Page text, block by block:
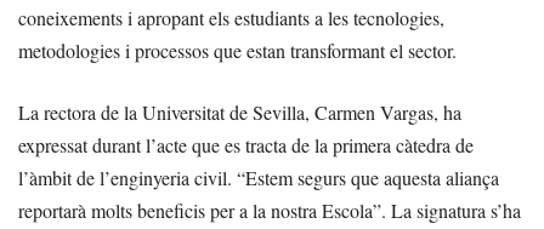
coneixements i apropant els estudiants a les tecnologies,
metodologies i processos que estan transformant el sector.
La rectora de la Universitat de Sevilla, Carmen Vargas, ha
expressat durant l’acte que es tracta de la primera càtedra de
l’àmbit de l’enginyeria civil. “Estem segurs que aquesta aliança
reportarà molts beneficis per a la nostra Escola”. La signatura s’ha